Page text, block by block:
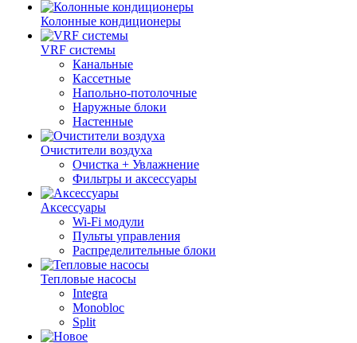
Колонные кондиционеры
VRF системы
Канальные
Кассетные
Напольно-потолочные
Наружные блоки
Настенные
Очистители воздуха
Очистка + Увлажнение
Фильтры и аксессуары
Аксессуары
Wi-Fi модули
Пульты управления
Распределительные блоки
Тепловые насосы
Integra
Monobloc
Split